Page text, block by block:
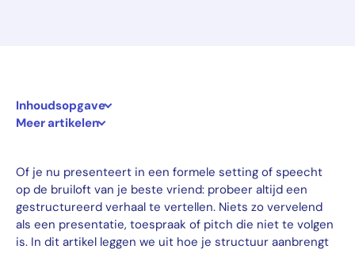
Inhoudsopgave
Meer artikelen
Of je nu presenteert in een formele setting of speecht
op de bruiloft van je beste vriend: probeer altijd een
gestructureerd verhaal te vertellen. Niets zo vervelend
als een presentatie, toespraak of pitch die niet te volgen
is. In dit artikel leggen we uit hoe je structuur aanbrengt